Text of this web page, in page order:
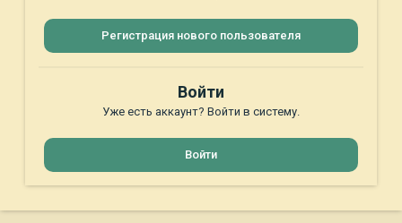
Регистрация нового пользователя
Войти
Уже есть аккаунт? Войти в систему.
Войти